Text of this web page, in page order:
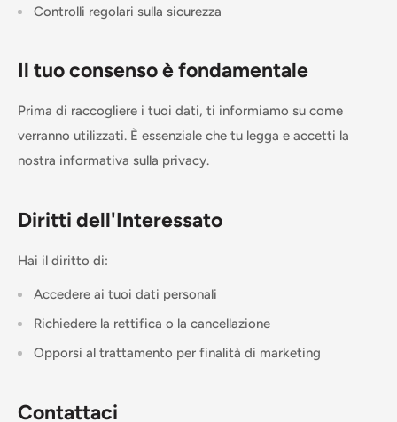
Controlli regolari sulla sicurezza
Il tuo consenso è fondamentale
Prima di raccogliere i tuoi dati, ti informiamo su come
verranno utilizzati. È essenziale che tu legga e accetti la
nostra informativa sulla privacy.
Diritti dell'Interessato
Hai il diritto di:
Accedere ai tuoi dati personali
Richiedere la rettifica o la cancellazione
Opporsi al trattamento per finalità di marketing
Contattaci